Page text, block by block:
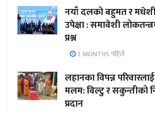
नयाँ दलको बहुमत र
उपेक्षा : समावेशी
प्रश्न
5 MONTHS पहिले
लहानका विपन्न
मलम: विल्टु र सकुन्तीको
प्रदान